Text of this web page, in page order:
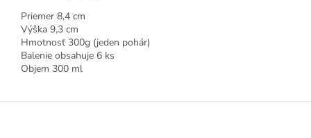
Priemer 8,4 cm
Výška 9,3 cm
Hmotnosť 300g (jeden pohár)
Balenie obsahuje 6 ks
Objem 300 ml
Z